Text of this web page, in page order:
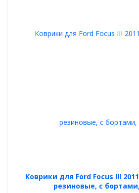
Коврики для Ford Focus III
резиновые, с